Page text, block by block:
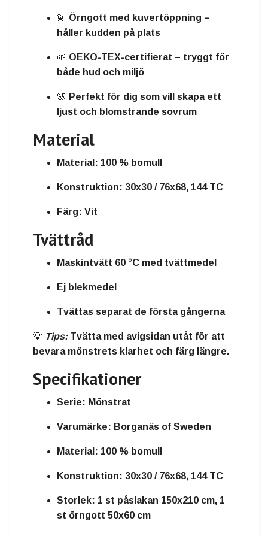
💫 Örngott med kuvertöppning –
håller kudden på plats
🌱 OEKO-TEX-certifierat – tryggt för
både hud och miljö
🌸 Perfekt för dig som vill skapa ett
ljust och blomstrande sovrum
Material
Material: 100 % bomull
Konstruktion: 30x30 / 76x68, 144 TC
Färg: Vit
Tvättråd
Maskintvätt 60 °C med tvättmedel
Ej blekmedel
Tvättas separat de första gångerna
💡 Tips:Tvätta med avigsidan utåt för att
bevara mönstrets klarhet och färg längre.
Specifikationer
Serie: Mönstrat
Varumärke: Borganäs of Sweden
Material: 100 % bomull
Konstruktion: 30x30 / 76x68, 144 TC
Storlek: 1 st påslakan 150x210 cm, 1
st örngott 50x60 cm